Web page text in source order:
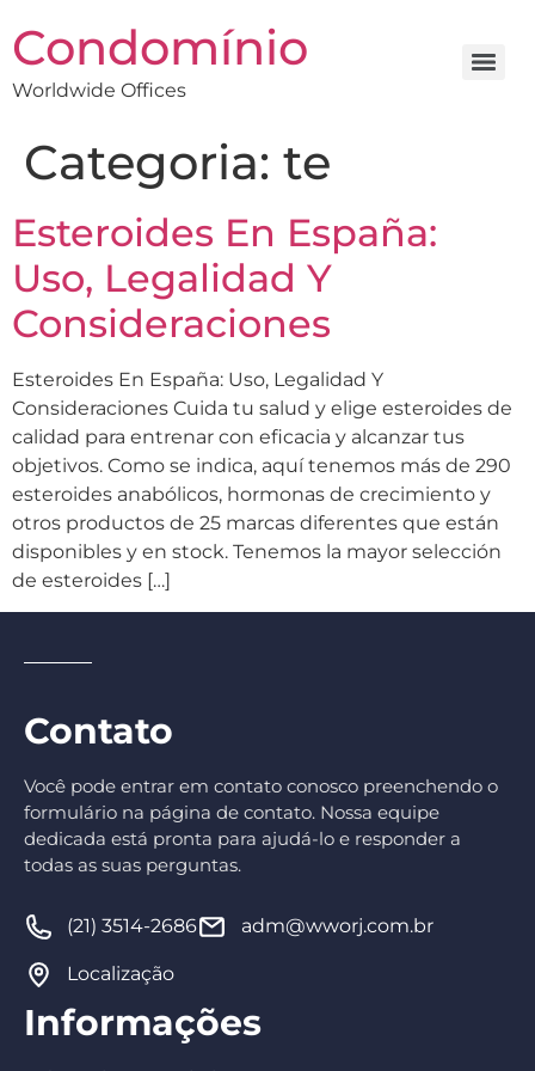
Condomínio
Worldwide Offices
Categoria: te
Esteroides En España:
Uso, Legalidad Y
Consideraciones
Esteroides En España: Uso, Legalidad Y
Consideraciones Cuida tu salud y elige esteroides de
calidad para entrenar con eficacia y alcanzar tus
objetivos. Como se indica, aquí tenemos más de 290
esteroides anabólicos, hormonas de crecimiento y
otros productos de 25 marcas diferentes que están
disponibles y en stock. Tenemos la mayor selección
de esteroides […]
Contato
Você pode entrar em contato conosco preenchendo o
formulário na página de contato. Nossa equipe
dedicada está pronta para ajudá-lo e responder a
todas as suas perguntas.
(21) 3514-2686 adm@wworj.com.br
Localização
Informações